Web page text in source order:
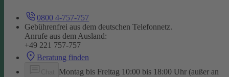
0800 4-757-757
Gebührenfrei aus dem deutschen Telefonnetz.
Anrufe aus dem Ausland:
+49 221 757-757
Beratung finden
Montag bis Freitag 10:00 bis 18:00 Uhr (außer an